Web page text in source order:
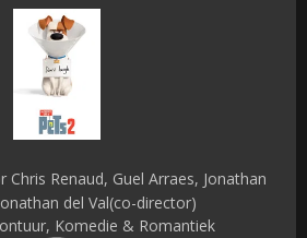
Renaud, Guel Arraes, Jonathan
del Val(co-director)
Komedie & Romantiek